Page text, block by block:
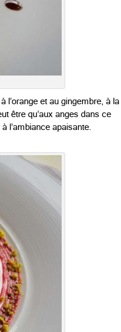
l’orange et au gingembre, à la
être qu’aux anges dans ce
l’ambiance apaisante.